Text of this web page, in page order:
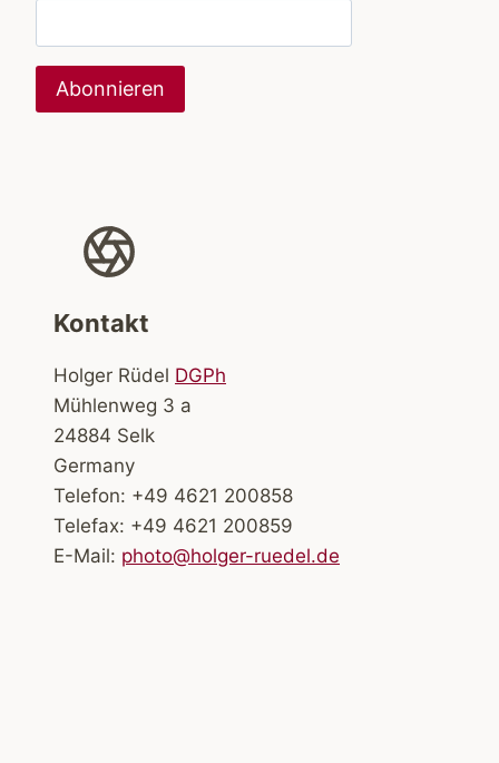
Kontakt
Holger Rüdel DGPh
Mühlenweg 3 a
24884 Selk
Germany
Telefon: +49 4621 200858
Telefax: +49 4621 200859
E-Mail: photo@holger-ruedel.de